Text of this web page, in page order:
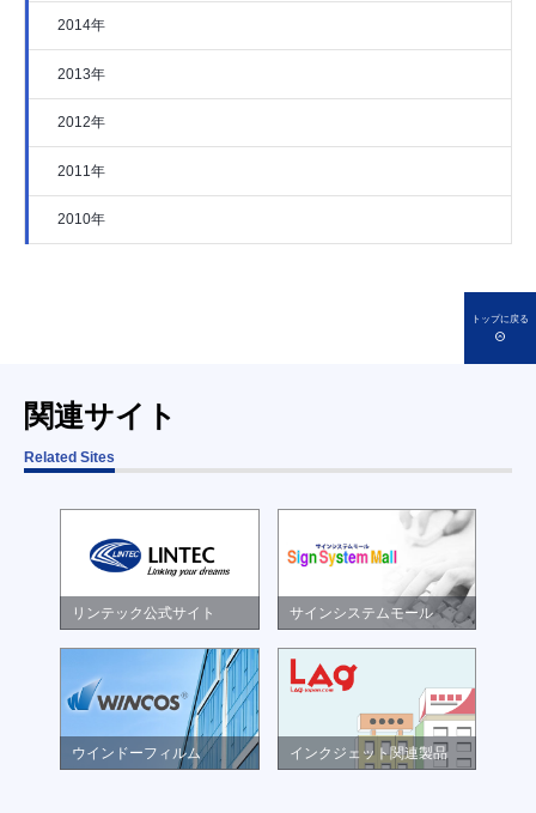
2014年
2013年
2012年
2011年
2010年
トップに戻る
関連サイト
Related Sites
リンテック公式サイト サインシステムモール
ウインドーフィルム インクジェット関連製品